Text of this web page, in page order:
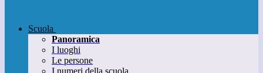
Scuola
Panoramica
I luoghi
Le persone